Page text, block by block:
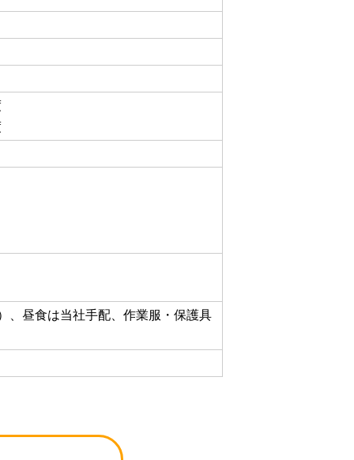
、昼食は当社手配、作業服・保護具